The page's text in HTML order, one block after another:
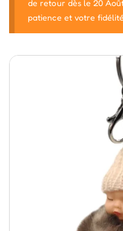
de retour dès le 20
patience et votre